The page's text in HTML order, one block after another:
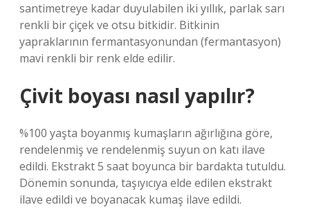
santimetreye kadar duyulabilen iki yıllık, parlak sarı
renkli bir çiçek ve otsu bitkidir. Bitkinin
yapraklarının fermantasyonundan (fermantasyon)
mavi renkli bir renk elde edilir.
Çivit boyası nasıl yapılır?
%100 yaşta boyanmış kumaşların ağırlığına göre,
rendelenmiş ve rendelenmiş suyun on katı ilave
edildi. Ekstrakt 5 saat boyunca bir bardakta tutuldu.
Dönemin sonunda, taşıyıcıya elde edilen ekstrakt
ilave edildi ve boyanacak kumaş ilave edildi.